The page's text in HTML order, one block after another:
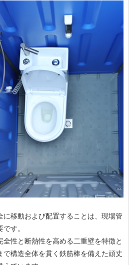
に移動および配置することは、現場管
す。
全性と断熱性を高める二重壁を特徴と
で構造全体を貫く鉄筋棒を備えた頑丈